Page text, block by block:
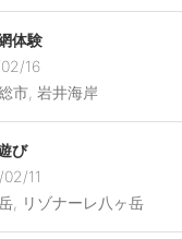
体験
16
市, 岩井海岸
び
11
, リゾナーレ八ヶ岳